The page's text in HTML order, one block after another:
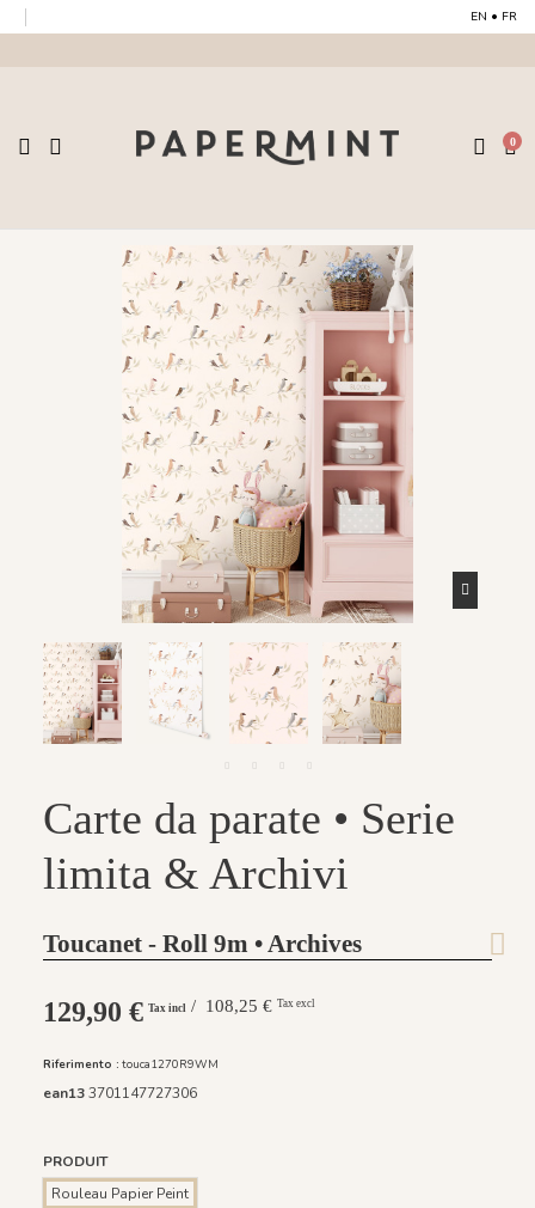
EN • FR
0
Carte da parate • Serie
limita & Archivi
Toucanet - Roll 9m • Archives
129,90 € Tax incl / 108,25 € Tax excl
Riferimento : touca1270R9WM
ean133701147727306
PRODUIT
Rouleau Papier Peint